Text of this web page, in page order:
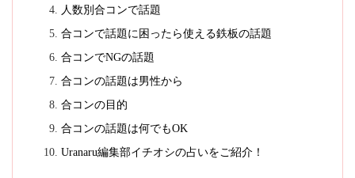
人数別合コンで話題
合コンで話題に困ったら使える鉄板の話題
合コンでNGの話題
合コンの話題は男性から
合コンの目的
合コンの話題は何でもOK
Uranaru編集部イチオシの占いをご紹介！